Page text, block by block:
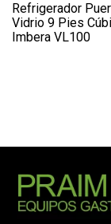
Refrigerador
Vidrio 9 Pies
Imbera VL100